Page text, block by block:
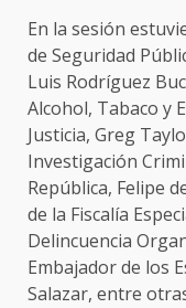
En la sesión
de Seguridad
Luis Rodríguez
Alcohol, Tabaco y
Justicia, Greg
Investigación
República, Felipe
de la Fiscalía
Delincuencia
Embajador de los
Salazar, entre